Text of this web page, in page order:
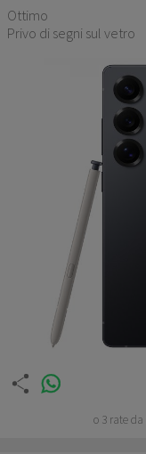
Ottimo
Privo di segni sul vetro
o 3 rate da